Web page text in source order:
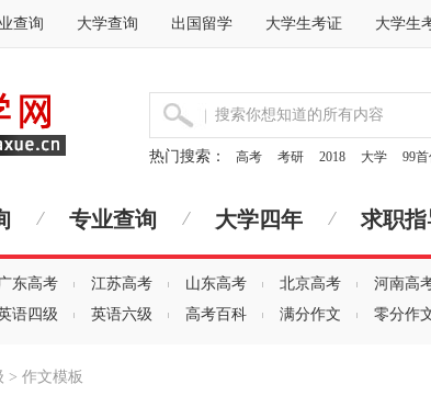
查询 大学查询 出国留学 大学生考证 大学生
热门搜索： 高考 考研 2018 大学 99首
专业查询 大学四年 求职指
东高考 江苏高考 山东高考 北京高考 河南高
语四级
英语六级 高考百科 满分作文 零分作
> 作文模板